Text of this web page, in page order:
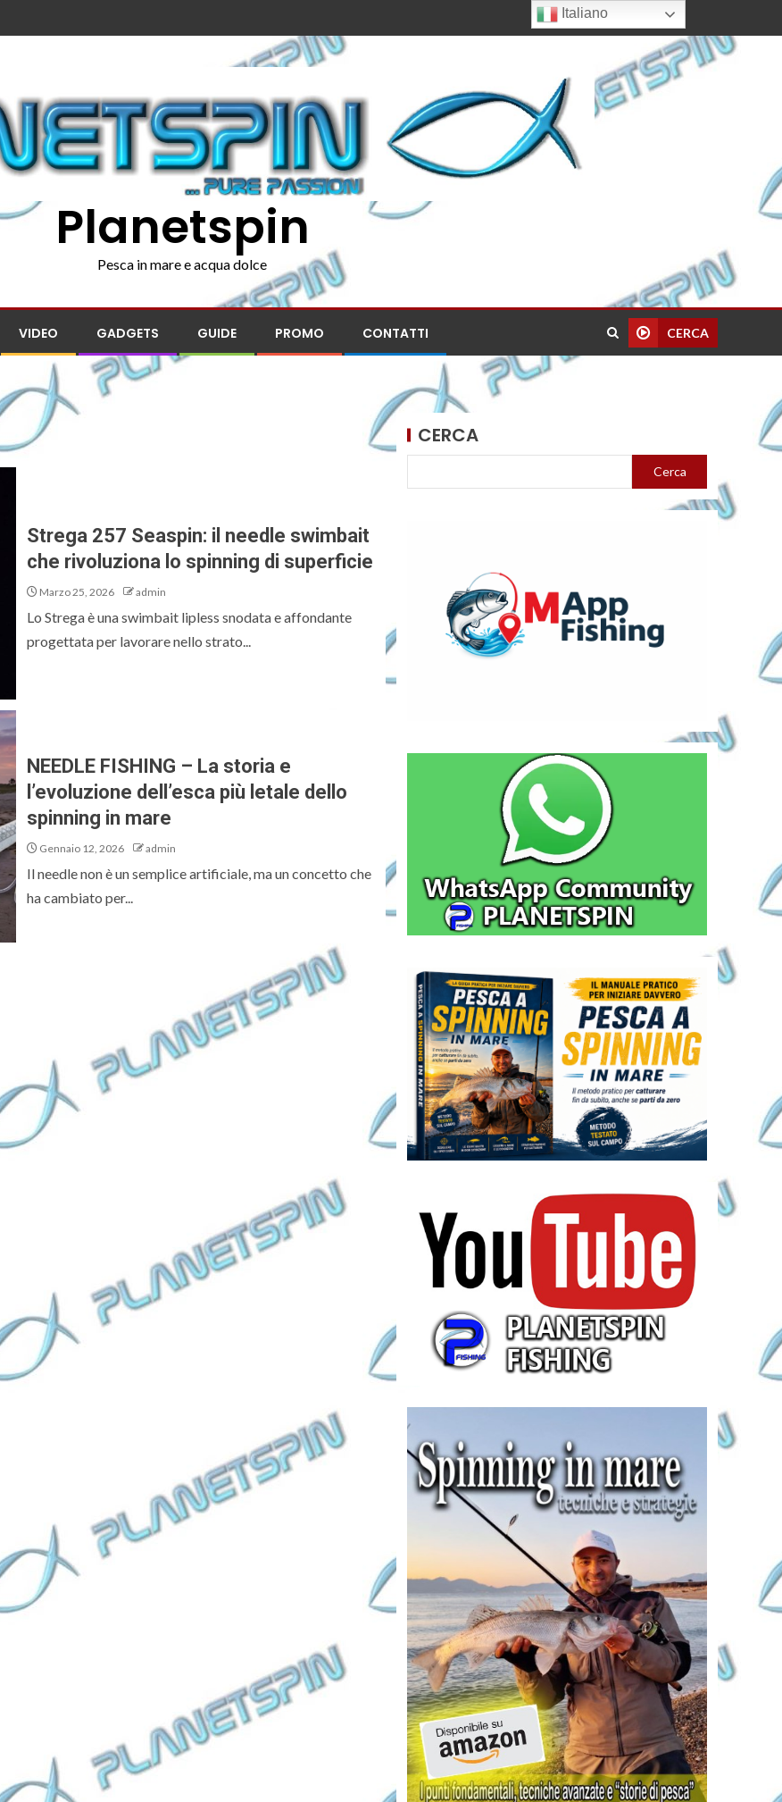
Planetspin
Pesca in mare e acqua dolce
VIDEO GADGETS GUIDE PROMO CONTATTI CERCA
Strega 257 Seaspin: il needle swimbait
che rivoluziona lo spinning di superficie
Marzo 25, 2026 admin
Lo Strega è una swimbait lipless snodata e affondante
progettata per lavorare nello strato...
NEEDLE FISHING – La storia e
l’evoluzione dell’esca più letale dello
spinning in mare
Gennaio 12, 2026 admin
Il needle non è un semplice artificiale, ma un concetto che
ha cambiato per...
CERCA
Cerca
Italiano